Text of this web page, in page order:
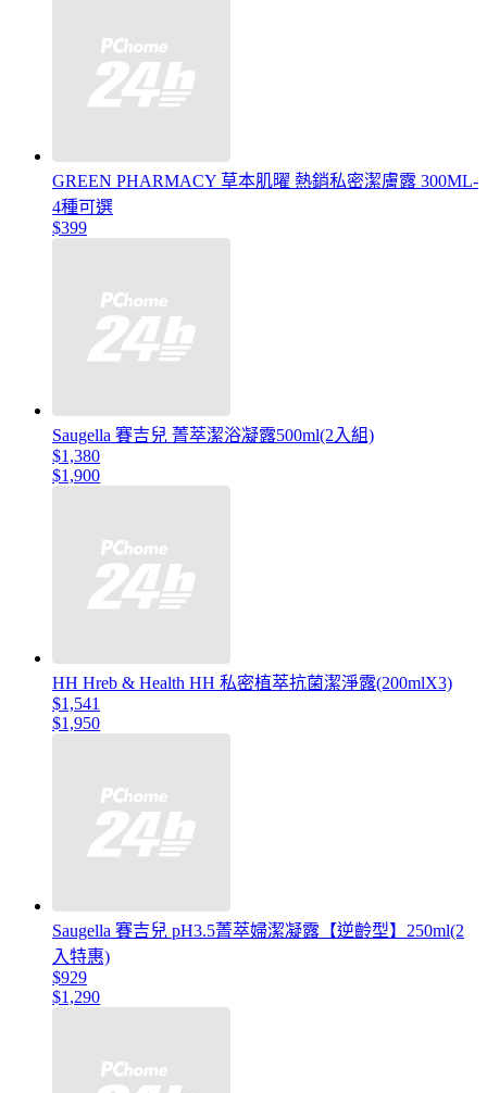
GREEN PHARMACY 草本肌曜 熱銷私密潔膚露 300ML-
4種可選
$399
Saugella 賽吉兒 菁萃潔浴凝露500ml(2入組)
$1,380
$1,900
HH Hreb & Health HH 私密植萃抗菌潔淨露(200mlX3)
$1,541
$1,950
Saugella 賽吉兒 pH3.5菁萃婦潔凝露【逆齡型】250ml(2
入特惠)
$929
$1,290